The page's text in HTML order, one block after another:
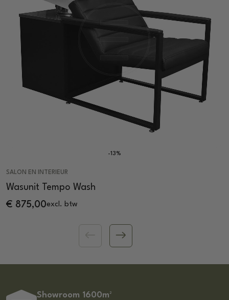
-13%
SALON EN INTERIEUR
Wasunit Tempo Wash
€ 875,00excl. btw
Showroom 1600m²